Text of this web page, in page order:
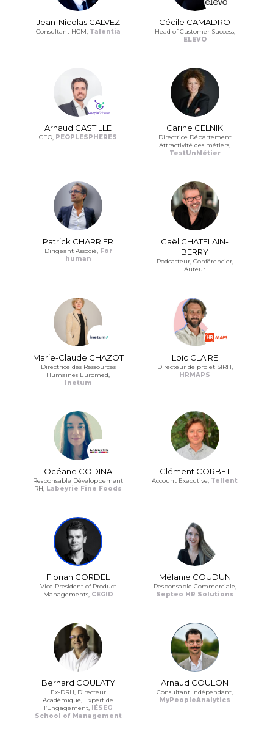
Jean-Nicolas CALVEZ
Consultant HCM, Talentia
Cécile CAMADRO
Head of Customer Success,
ELEVO
Arnaud CASTILLE
CEO, PEOPLESPHERES
Carine CELNIK
Directrice Département
Attractivité des métiers,
TestUnMétier
Patrick CHARRIER
Dirigeant Associé, For
human
Gaël CHATELAIN-
BERRY
Podcasteur, Conférencier,
Auteur
Marie-Claude CHAZOT
Directrice des Ressources
Humaines Euromed,
Inetum
Loïc CLAIRE
Directeur de projet SIRH,
HRMAPS
Océane CODINA
Responsable Développement
RH, Labeyrie Fine Foods
Clément CORBET
Account Executive, Tellent
Florian CORDEL
Vice President of Product
Managements, CEGID
Mélanie COUDUN
Responsable Commerciale,
Septeo HR Solutions
Bernard COULATY
Ex-DRH, Directeur
Académique, Expert de
l’Engagement,
IÉSEG
School of Management
Arnaud COULON
Consultant Indépendant,
MyPeopleAnalytics